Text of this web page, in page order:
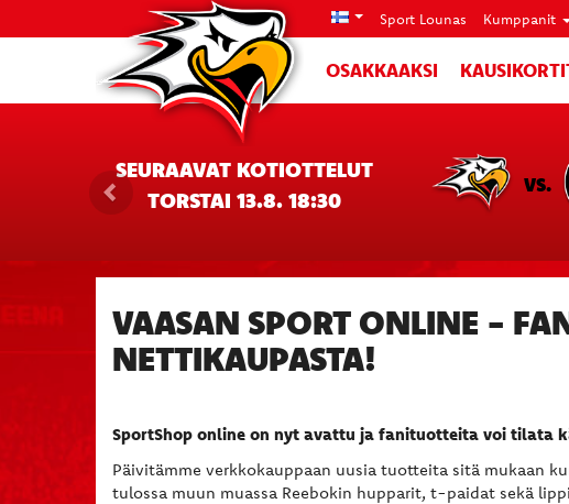
Sport Lounas Kumppanit
OSAKKAAKSI
SEURAAVAT KOTIOTTELUT
TORSTAI 13.8. 18:30
VS.
VAASAN SPORT ONLINE -
NETTIKAUPASTA!
SportShop online on nyt avattu ja fanituotteita voi tilata
Päivitämme verkkokauppaan uusia tuotteita sitä mukaan
tulossa muun muassa Reebokin hupparit, t-paidat sekä